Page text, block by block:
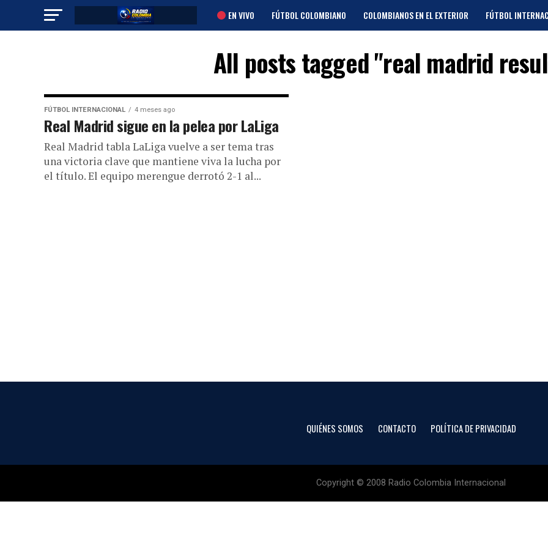
EN VIVO FÚTBOL COLOMBIANO COLOMBIANOS EN EL EXTERIOR FÚTBOL
All posts tagged "real madrid
FÚTBOL INTERNACIONAL 4 meses ago
Real Madrid sigue en la pelea por LaLiga
Real Madrid tabla LaLiga vuelve a ser tema tras
una victoria clave que mantiene viva la lucha por
el título. El equipo merengue derrotó 2-1 al...
QUIÉNES SOMOS CONTACTO POLÍTICA DE PRIVACIDAD
Copyright © 2008 Radio Colombia Internacional